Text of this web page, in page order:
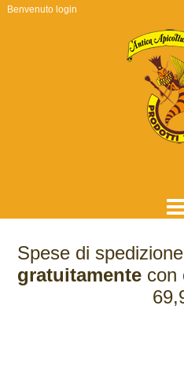
Benvenuto login
DOVE SIAMO
Spese di
gratuitamentecon